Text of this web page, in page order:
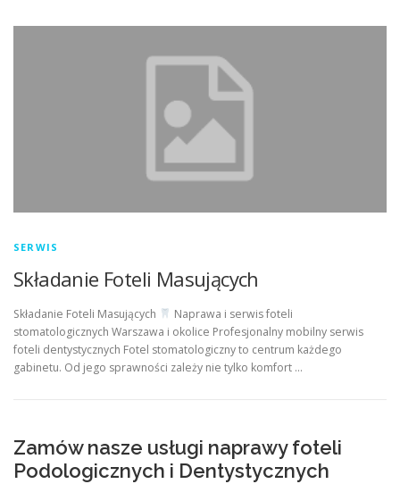
SERWIS
Składanie Foteli Masujących
Składanie Foteli Masujących
Naprawa i serwis foteli
stomatologicznych Warszawa i okolice Profesjonalny mobilny serwis
foteli dentystycznych Fotel stomatologiczny to centrum każdego
gabinetu. Od jego sprawności zależy nie tylko komfort …
Zamów nasze usługi naprawy foteli
Podologicznych i Dentystycznych